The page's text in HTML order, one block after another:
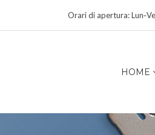
Orari di apertura:
HOME